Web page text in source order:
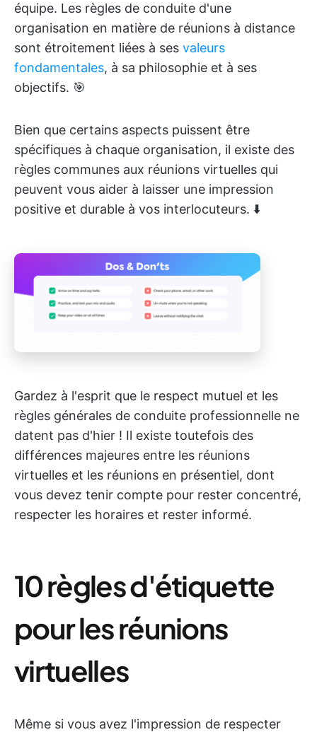
équipe. Les règles de conduite d'une
organisation en matière de réunions à distance
sont étroitement liées à ses valeurs
fondamentales, à sa philosophie et à ses
objectifs. 🎯
Bien que certains aspects puissent être
spécifiques à chaque organisation, il existe des
règles communes aux réunions virtuelles qui
peuvent vous aider à laisser une impression
positive et durable à vos interlocuteurs. ⬇️
Gardez à l'esprit que le respect mutuel et les
règles générales de conduite professionnelle ne
datent pas d'hier ! Il existe toutefois des
différences majeures entre les réunions
virtuelles et les réunions en présentiel, dont
vous devez tenir compte pour rester concentré,
respecter les horaires et rester informé.
10 règles d'étiquette
pour les réunions
virtuelles
Même si vous avez l'impression de respecter